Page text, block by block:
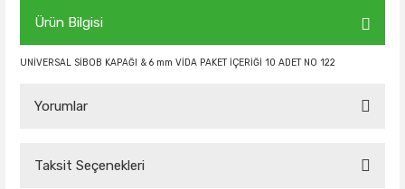
Ürün Bilgisi
UNİVERSAL SİBOB KAPAĞI & 6 mm VİDA PAKET İÇERİĞİ 10 ADET NO 122
Yorumlar
Taksit Seçenekleri